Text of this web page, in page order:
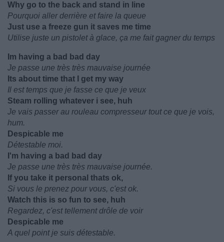
Why go to the back and stand in line
Pourquoi aller derrière et faire la queue
Just use a freeze gun it saves me time
Utilise juste un pistolet à glace, ça me fait gagner du temps
Im having a bad bad day
Je passe une très très mauvaise journée
Its about time that I get my way
Il est temps que je fasse ce que je veux
Steam rolling whatever i see, huh
Je vais passer au rouleau compresseur tout ce que je vois,
hum.
Despicable me
Détestable moi.
I'm having a bad bad day
Je passe une très très mauvaise journée.
If you take it personal thats ok,
Si vous le prenez pour vous, c'est ok.
Watch this is so fun to see, huh
Regardez, c'est tellement drôle de voir
Despicable me
A quel point je suis détestable.